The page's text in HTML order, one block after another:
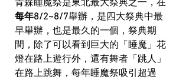
青森睡魔祭是東北最大祭典之一，在
每年8/2~8/7舉辦，是四大祭典中最
早舉辦，也是最久的一個，祭典期
間，除了可以看到巨大的「睡魔」花
燈在路上遊行外，還有舞者「跳人」
在路上跳舞，每年睡魔祭吸引超過